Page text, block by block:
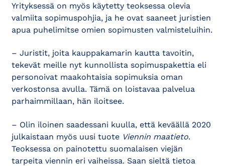
Yrityksessä on myös käytetty teoksessa olevia
valmiita sopimuspohjia, ja he ovat saaneet juristien
apua puhelimitse omien sopimusten valmisteluihin.
– Juristit, joita kauppakamarin kautta tavoitin,
tekevät meille nyt kunnollista sopimuspakettia eli
personoivat maakohtaisia sopimuksia oman
verkostonsa avulla. Tämä on loistavaa palvelua
parhaimmillaan, hän iloitsee.
– Olin iloinen saadessani kuulla, että keväällä 2020
julkaistaan myös uusi tuote Viennin maatieto.
Teoksessa on painotettu suomalaisen viejän
tarpeita viennin eri vaiheissa. Saan sieltä tietoa